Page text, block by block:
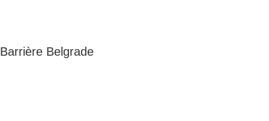
Barrière Belgrade